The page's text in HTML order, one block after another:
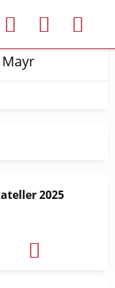
2025